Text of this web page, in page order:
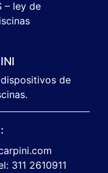
de
311 2610911